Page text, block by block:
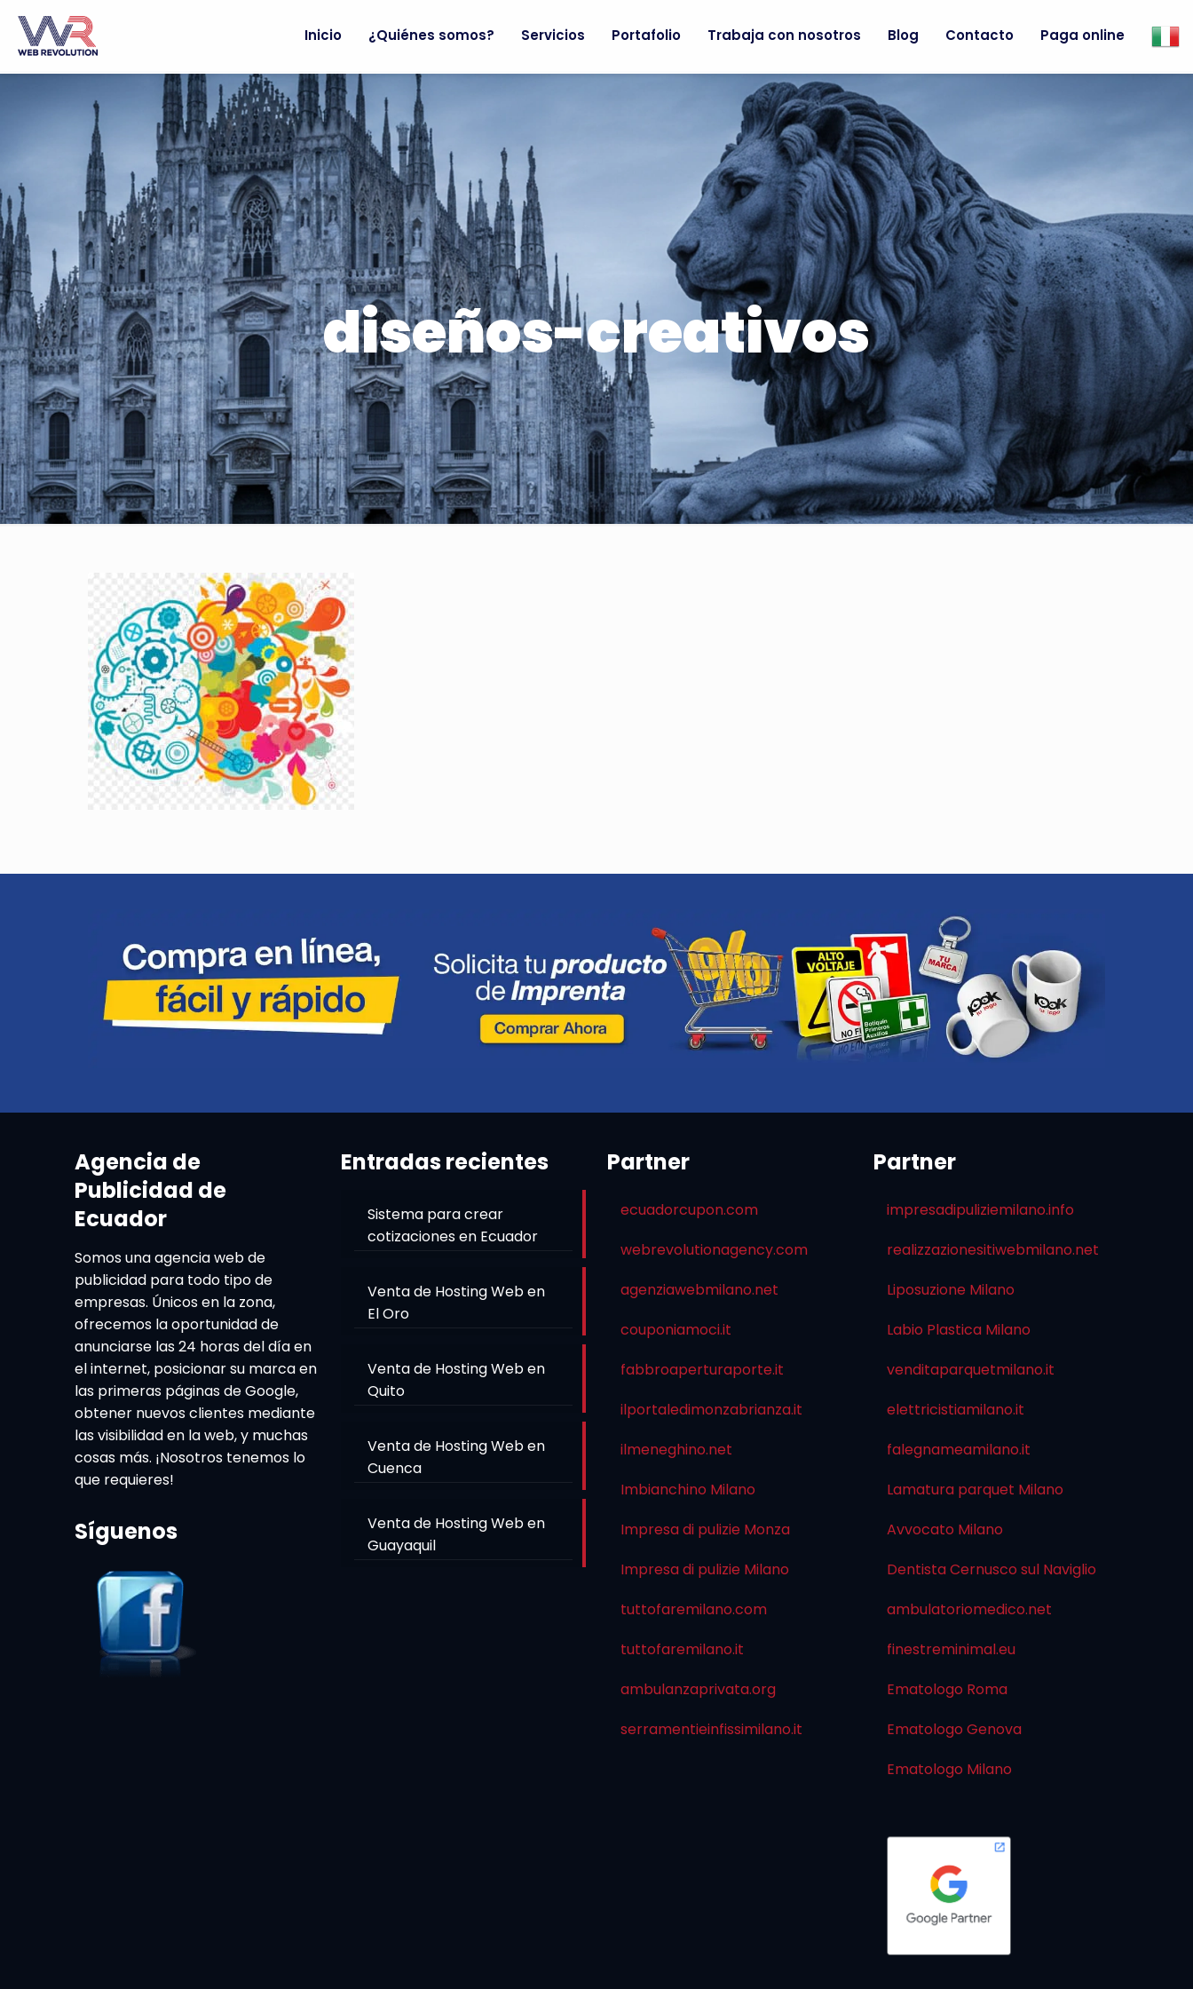
Inicio ¿Quiénes somos? Servicios Portafolio Trabaja con nosotros Blog Contacto Paga online
diseños-creativos
Agencia de
Publicidad de
Ecuador
Somos una agencia web de
publicidad para todo tipo de
empresas. Únicos en la zona,
ofrecemos la oportunidad de
anunciarse las 24 horas del día en
el internet, posicionar su marca en
las primeras páginas de Google,
obtener nuevos clientes mediante
las visibilidad en la web, y muchas
cosas más. ¡Nosotros tenemos lo
que requieres!
Síguenos
Entradas recientes
Sistema para crear
cotizaciones en Ecuador
Venta de Hosting Web en
El Oro
Venta de Hosting Web en
Quito
Venta de Hosting Web en
Cuenca
Venta de Hosting Web en
Guayaquil
Partner
ecuadorcupon.com
webrevolutionagency.com
agenziawebmilano.net
couponiamoci.it
fabbroaperturaporte.it
ilportaledimonzabrianza.it
ilmeneghino.net
Imbianchino Milano
Impresa di pulizie Monza
Impresa di pulizie Milano
tuttofaremilano.com
tuttofaremilano.it
ambulanzaprivata.org
serramentieinfissimilano.it
Partner
impresadipuliziemilano.info
realizzazionesitiwebmilano.net
Liposuzione Milano
Labio Plastica Milano
venditaparquetmilano.it
elettricistiamilano.it
falegnameamilano.it
Lamatura parquet Milano
Avvocato Milano
Dentista Cernusco sul Naviglio
ambulatoriomedico.net
finestreminimal.eu
Ematologo Roma
Ematologo Genova
Ematologo Milano